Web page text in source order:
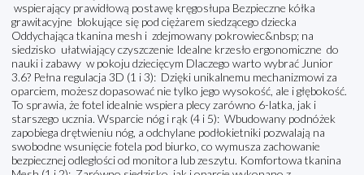
wspierający prawidłową postawę kręgosłupa Bezpieczne kółka
grawitacyjne blokujące się pod ciężarem siedzącego dziecka
Oddychająca tkanina mesh i zdejmowany pokrowiec&nbsp; na
siedzisko ułatwiający czyszczenie Idealne krzesło ergonomiczne do
nauki i zabawy w pokoju dziecięcym Dlaczego warto wybrać Junior
3.6? Pełna regulacja 3D (1 i 3): Dzięki unikalnemu mechanizmowi za
oparciem, możesz dopasować nie tylko jego wysokość, ale i głębokość.
To sprawia, że fotel idealnie wspiera plecy zarówno 6-latka, jak i
starszego ucznia. Wsparcie nóg i rąk (4 i 5): Wbudowany podnóżek
zapobiega drętwieniu nóg, a odchylane podłokietniki pozwalają na
swobodne wsunięcie fotela pod biurko, co wymusza zachowanie
bezpiecznej odległości od monitora lub zeszytu. Komfortowa tkanina